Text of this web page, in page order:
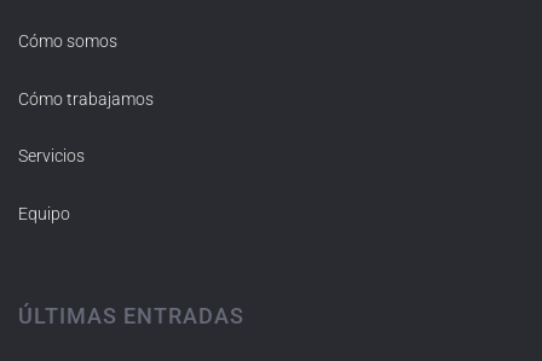
Cómo somos
Cómo trabajamos
Servicios
Equipo
ÚLTIMAS ENTRADAS